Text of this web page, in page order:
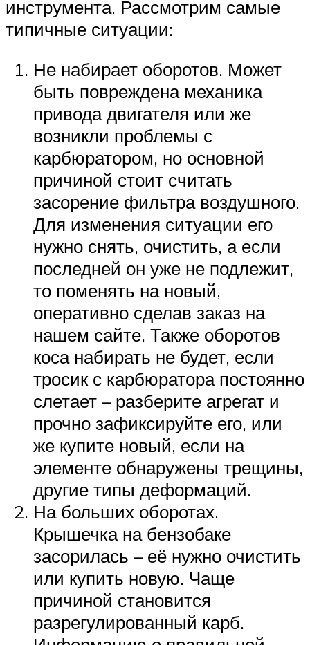
инструмента. Рассмотрим самые
типичные ситуации:
Не набирает оборотов. Может
быть повреждена механика
привода двигателя или же
возникли проблемы с
карбюратором, но основной
причиной стоит считать
засорение фильтра воздушного.
Для изменения ситуации его
нужно снять, очистить, а если
последней он уже не подлежит,
то поменять на новый,
оперативно сделав заказ на
нашем сайте. Также оборотов
коса набирать не будет, если
тросик с карбюратора постоянно
слетает – разберите агрегат и
прочно зафиксируйте его, или
же купите новый, если на
элементе обнаружены трещины,
другие типы деформаций.
На больших оборотах.
Крышечка на бензобаке
засорилась – её нужно очистить
или купить новую. Чаще
причиной становится
разрегулированный карб.